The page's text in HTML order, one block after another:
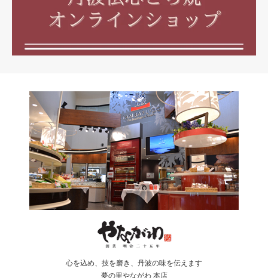
心を込め、技を磨き、丹波の味を伝えます
夢の里やながわ 本店